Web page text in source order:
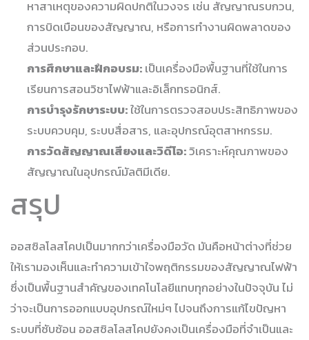
หาสาเหตุของความผิดปกติในวงจร เช่น สัญญาณรบกวน,
การบิดเบือนของสัญญาณ, หรือการทำงานผิดพลาดของ
ส่วนประกอบ.
การศึกษาและฝึกอบรม:เป็นเครื่องมือพื้นฐานที่ใช้ในการ
เรียนการสอนวิชาไฟฟ้าและอิเล็กทรอนิกส์.
การบำรุงรักษาระบบ:ใช้ในการตรวจสอบประสิทธิภาพของ
ระบบควบคุม, ระบบสื่อสาร, และอุปกรณ์อุตสาหกรรม.
การวัดสัญญาณเสียงและวิดีโอ:วิเคราะห์คุณภาพของ
สัญญาณในอุปกรณ์มัลติมีเดีย.
สรุป
ออสซิลโลสโคปเป็นมากกว่าเครื่องมือวัด มันคือหน้าต่างที่ช่วย
ให้เรามองเห็นและทำความเข้าใจพฤติกรรมของสัญญาณไฟฟ้า
ซึ่งเป็นพื้นฐานสำคัญของเทคโนโลยีแทบทุกอย่างในปัจจุบัน ไม่
ว่าจะเป็นการออกแบบอุปกรณ์ใหม่ๆ ไปจนถึงการแก้ไขปัญหา
ระบบที่ซับซ้อน ออสซิลโลสโคปยังคงเป็นเครื่องมือที่จำเป็นและ